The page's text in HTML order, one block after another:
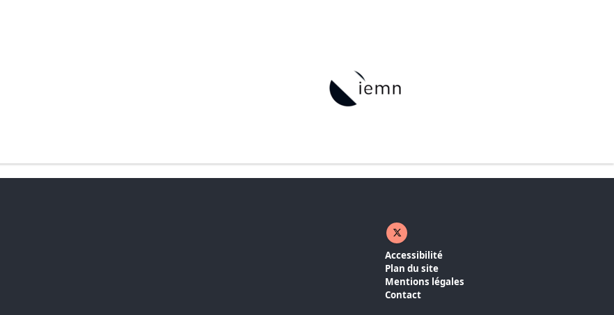
X ( nouvelle fenêtre)
Accessibilité
Plan du site
Mentions légales
Contact